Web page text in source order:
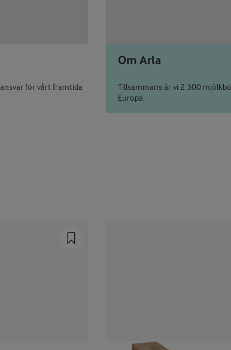
för vårt framtida
Om Arla
Tillsammans är vi 2 300
Europa.